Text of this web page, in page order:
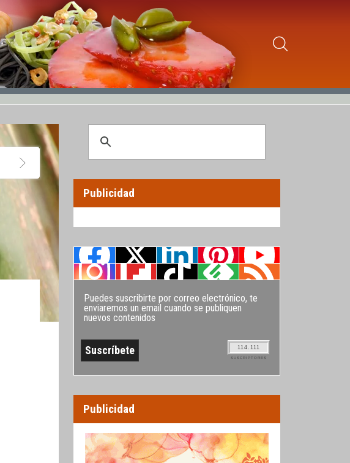
Publicidad
Puedes suscribirte por correo electrónico, te
enviaremos un email cuando se publiquen
nuevos contenidos
114.111
SUSCRIPTORES
Publicidad